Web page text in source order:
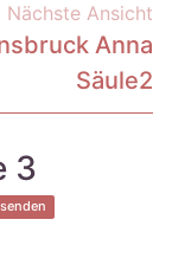
Nächste Ansicht
Anna
Säule2
3